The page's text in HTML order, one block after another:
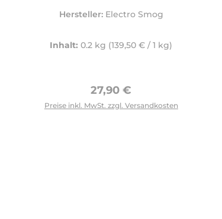
Hersteller: Electro Smog
Inhalt:0.2 kg (139,50 € / 1 kg)
Regulärer Preis:
27,90 €
Preise inkl. MwSt. zzgl. Versandkosten